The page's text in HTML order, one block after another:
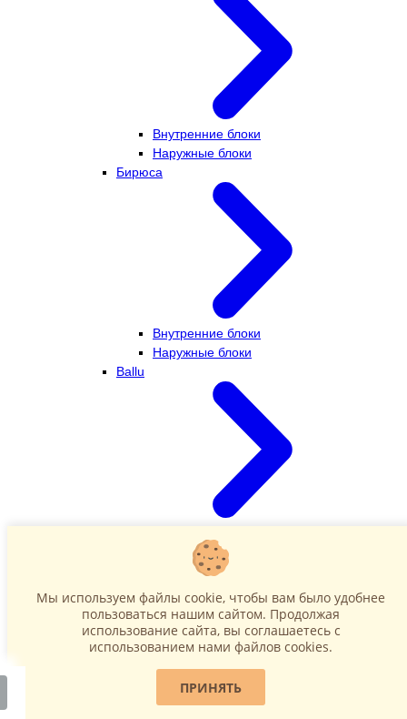
Внутренние блоки
Наружные блоки
Бирюса
Внутренние блоки
Наружные блоки
Ballu
Наружные блоки
Мы используем файлы cookie, чтобы вам было удобнее
пользоваться нашим сайтом. Продолжая
использование сайта, вы соглашаетесь c
использованием нами файлов cookies.
ПРИНЯТЬ